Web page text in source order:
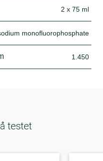
2 x 75 ml
monofluorophosphate
1.450
testet